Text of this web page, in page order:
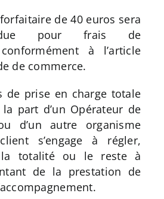
de 40 euros sera
due pour frais de
à l’article
de commerce.
de prise en charge totale
part d’un Opérateur de
d’un autre organisme
s’engage à régler,
totalité ou le reste à
de la prestation de